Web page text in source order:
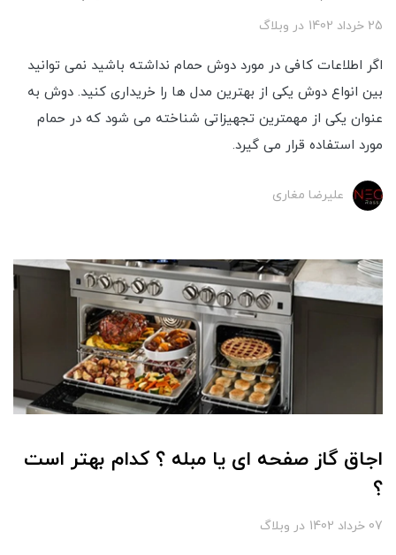
25 خرداد 1402 در وبلاگ
اگر اطلاعات کافی در مورد دوش حمام نداشته باشید نمی توانید
بین انواع دوش یکی از بهترین مدل ها را خریداری کنید. دوش به
عنوان یکی از مهمترین تجهیزاتی شناخته می‌ شود که در حمام
مورد استفاده قرار می گیرد.
علیرضا مغاری
اجاق گاز صفحه ای یا مبله ؟ کدام بهتر است
؟
07 خرداد 1402 در وبلاگ